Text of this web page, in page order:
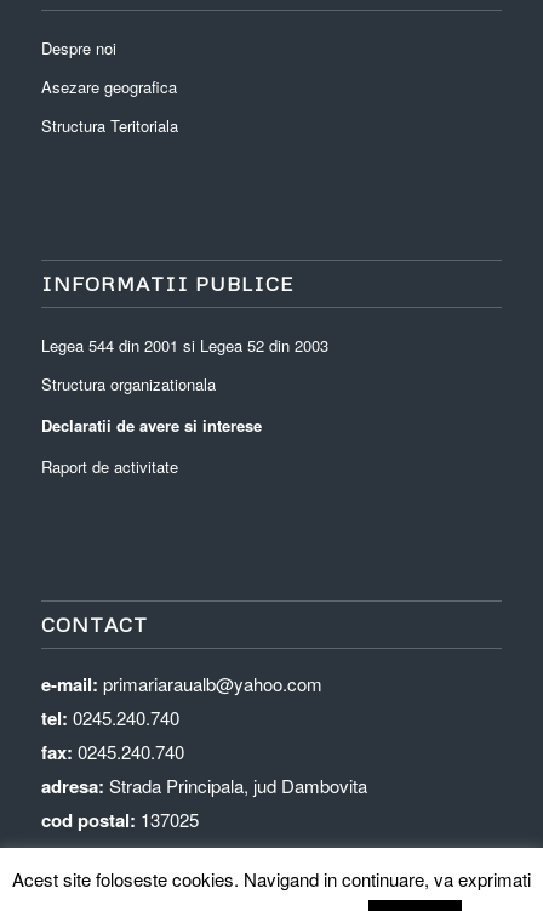
Despre noi
Asezare geografica
Structura Teritoriala
INFORMATII PUBLICE
Legea 544 din 2001 si Legea 52 din 2003
Structura organizationala
Declaratii de avere si interese
Raport de activitate
CONTACT
e-mail: primariaraualb@yahoo.com
tel: 0245.240.740
fax: 0245.240.740
adresa: Strada Principala, jud Dambovita
cod postal: 137025
Acest site foloseste cookies. Navigand in continuare, va exprimati